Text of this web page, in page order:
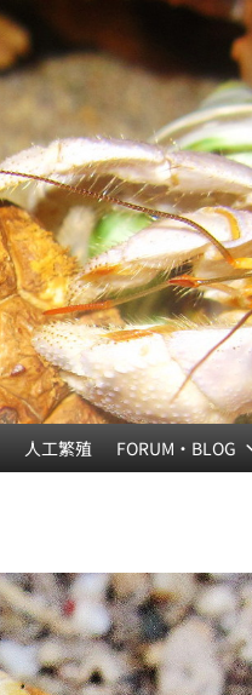
人工繁殖 FORUM‧BLOG